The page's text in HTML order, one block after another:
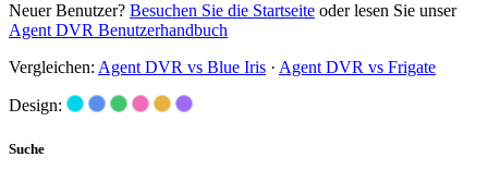
Neuer Benutzer? Besuchen Sie die Startseite oder lesen Sie unser
Agent DVR Benutzerhandbuch
Vergleichen: Agent DVR vs Blue Iris · Agent DVR vs Frigate
Design:
Suche